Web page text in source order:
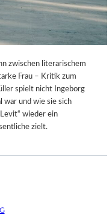
zwischen literarischem
Frau – Kritik zum
spielt nicht Ingeborg
war und wie sie sich
wieder ein
zielt.